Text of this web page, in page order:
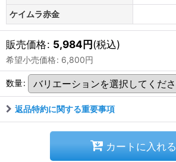
ケイムラ赤金
販売価格: 5,984円(税込)
希望小売価格: 6,800円
数量:
返品特約に関する重要事項
カートに入れる